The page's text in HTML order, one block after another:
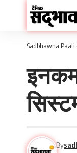
Sadbhawna Paati
By